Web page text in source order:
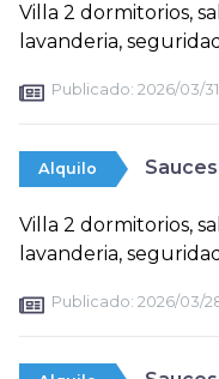
Villa 2 dormitorios,
lavanderia,
Publicado: 2026/03/31
Alquilo
Villa 2 dormitorios,
lavanderia,
Publicado: 2026/03/